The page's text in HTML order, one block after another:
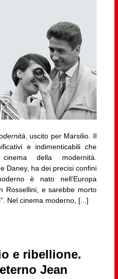
, uscito per Marsilio. Il
e indimenticabili che
della modernità.
Daney, ha dei precisi confini
è nato nell’Europa
Rossellini, e sarebbe morto
Nel cinema moderno, [...]
e ribellione.
Jean